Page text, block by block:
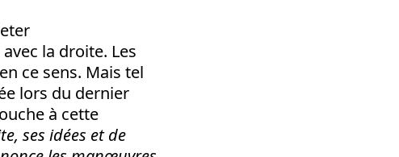
la droite. Les
ce sens. Mais tel
lors du dernier
à cette
ses idées et de